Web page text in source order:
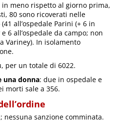
meno rispetto al giorno prima,
80 sono ricoverati nelle
all’ospedale Parini (+ 6 in
6 all’ospedale da campo; non
Variney). In isolamento
per un totale di 6022.
una donna: due in ospedale e
morti sale a 356.
nessuna sanzione comminata.